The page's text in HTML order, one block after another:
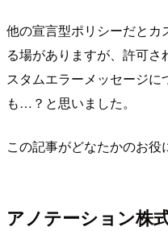
他の宣言型ポリシーだとカ
る場がありますが、許可さ
スタムエラーメッセージ
も…？と思いました。
この記事がどなたかのお役
アノテーション株